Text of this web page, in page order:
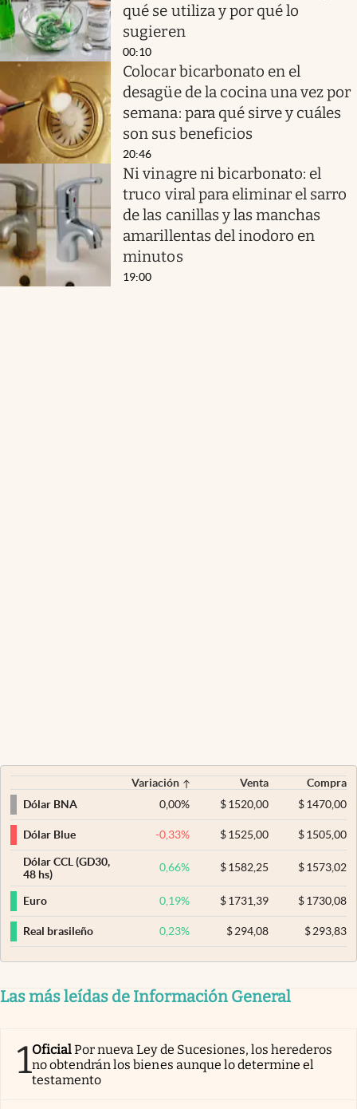
qué se utiliza y por qué lo
sugieren
00:10
Colocar bicarbonato en el
desagüe de la cocina una vez por
semana: para qué sirve y cuáles
son sus beneficios
20:46
Ni vinagre ni bicarbonato: el
truco viral para eliminar el sarro
de las canillas y las manchas
amarillentas del inodoro en
minutos
19:00
Variación Venta
Compra
Dólar BNA
0,00% $ 1520,00 $1470,00
Dólar Blue -0,33% $ 1525,00 $1505,00
Dólar CCL (GD30,
48 hs)
0,66% $ 1582,25 $1573,02
Euro 0,19% $ 1731,39 $1730,08
Real brasileño 0,23% $ 294,08 $293,83
Las más leídas de Información General
1OficialPor nueva Ley de Sucesiones, los herederos
no obtendrán los bienes aunque lo determine el
testamento